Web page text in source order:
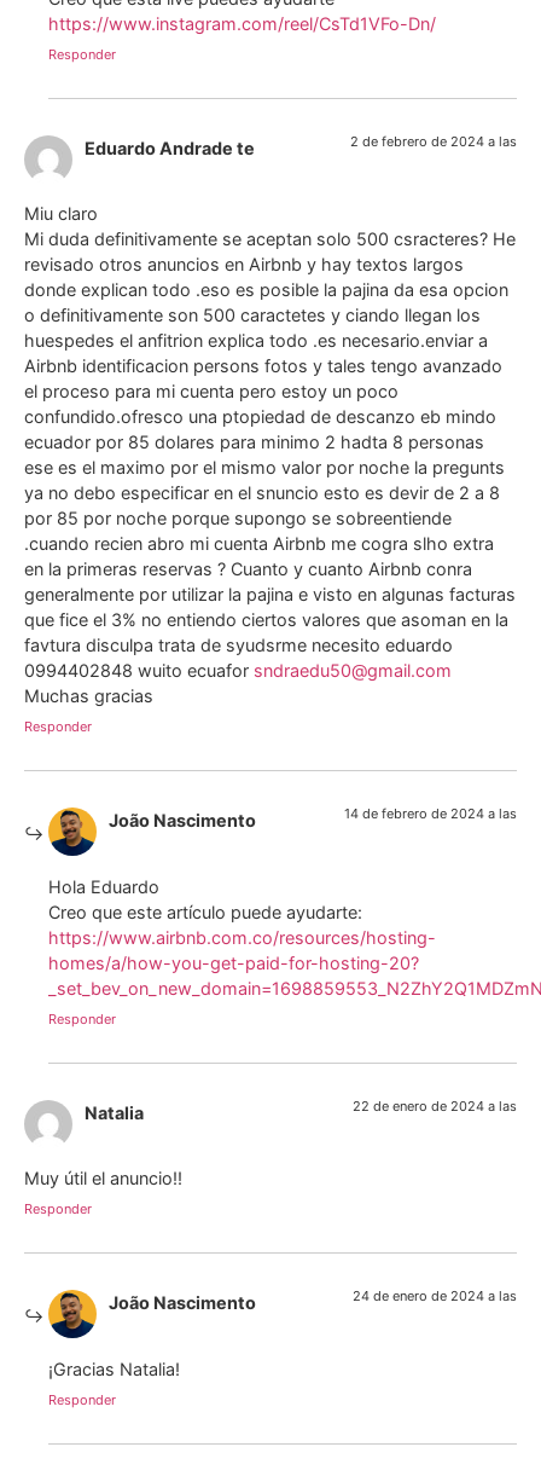
https://www.instagram.com/reel/CsTd1VFo-Dn/
Responder
Eduardo Andrade te 2 de febrero de 2024 a las
Miu claro
Mi duda definitivamente se aceptan solo 500 csracteres? He
revisado otros anuncios en Airbnb y hay textos largos
donde explican todo .eso es posible la pajina da esa opcion
o definitivamente son 500 caractetes y ciando llegan los
huespedes el anfitrion explica todo .es necesario.enviar a
Airbnb identificacion persons fotos y tales tengo avanzado
el proceso para mi cuenta pero estoy un poco
confundido.ofresco una ptopiedad de descanzo eb mindo
ecuador por 85 dolares para minimo 2 hadta 8 personas
ese es el maximo por el mismo valor por noche la pregunts
ya no debo especificar en el snuncio esto es devir de 2 a 8
por 85 por noche porque supongo se sobreentiende
.cuando recien abro mi cuenta Airbnb me cogra slho extra
en la primeras reservas ? Cuanto y cuanto Airbnb conra
generalmente por utilizar la pajina e visto en algunas facturas
que fice el 3% no entiendo ciertos valores que asoman en la
favtura disculpa trata de syudsrme necesito eduardo
0994402848 wuito ecuafor sndraedu50@gmail.com
Muchas gracias
Responder
João Nascimento 14 de febrero de 2024 a las
Hola Eduardo
Creo que este artículo puede ayudarte:
https://www.airbnb.com.co/resources/hosting-
homes/a/how-you-get-paid-for-hosting-20?
Responder
Natalia 22 de enero de 2024 a las
Muy útil el anuncio!!
Responder
João Nascimento 24 de enero de 2024 a las
¡Gracias Natalia!
Responder